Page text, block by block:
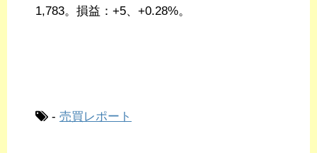
1,783。損益：+5、+0.28%。
- 売買レポート